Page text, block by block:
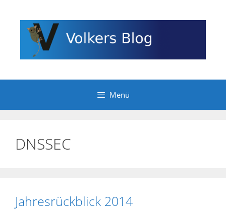
Inhalt
springen
Menü
DNSSEC
Jahresrückblick 2014